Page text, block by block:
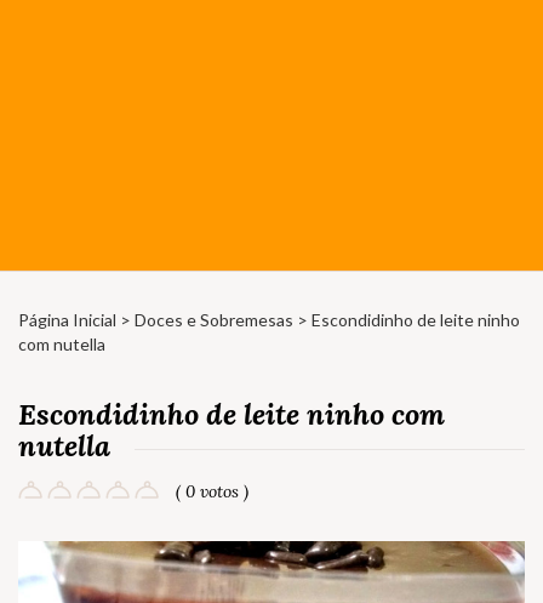
Página Inicial > Doces e Sobremesas > Escondidinho de leite ninho
com nutella
Escondidinho de leite ninho com
nutella
( 0 votos )